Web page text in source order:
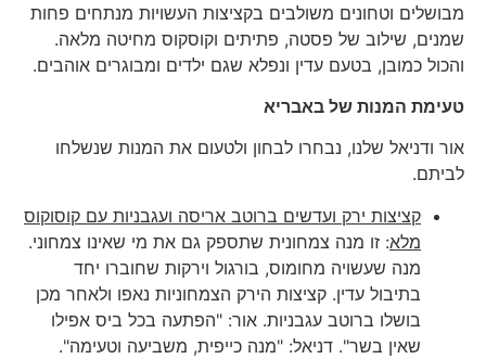
מבושלים וטחונים משולבים בקציצות העשויות מנתחים פחות
שמנים, שילוב של פסטה, פתיתים וקוסקוס מחיטה מלאה.
והכול כמובן, בטעם עדין ונפלא שגם ילדים ומבוגרים אוהבים.
טעימת המנות של באבריא
אור ודניאל שלנו, נבחרו לבחון ולטעום את המנות שנשלחו
לביתם.
קציצות ירק ועדשים ברוטב אריסה ועגבניות עם קוסוקוס
מלא: זו מנה צמחונית שתספק גם את מי שאינו צמחוני.
מנה שעשויה מחומוס, בורגול וירקות שחוברו יחד
בתיבול עדין. קציצות הירק הצמחוניות נאפו ולאחר מכן
בושלו ברוטב עגבניות. אור: "הפתעה בכל ביס אפילו
שאין בשר". דניאל: "מנה כייפית, משביעה וטעימה".